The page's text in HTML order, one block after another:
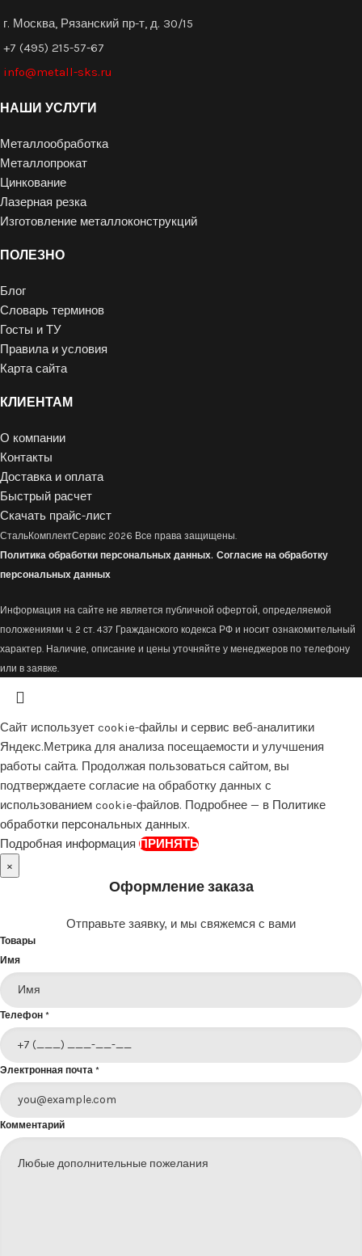
г. Москва, Рязанский пр-т, д. 30/15
+7 (495) 215-57-67
info@metall-sks.ru
НАШИ УСЛУГИ
Металлообработка
Металлопрокат
Цинкование
Лазерная резка
Изготовление металлоконструкций
ПОЛЕЗНО
Блог
Словарь терминов
Госты и ТУ
Правила и условия
Карта сайта
КЛИЕНТАМ
О компании
Контакты
Доставка и оплата
Быстрый расчет
Скачать прайс-лист
СтальКомплектСервис 2026 Все права защищены.
Политика обработки персональных данных. Согласие на обработку
персональных данных
Информация на сайте не является публичной офертой, определяемой
положениями ч. 2 ст. 437 Гражданского кодекса РФ и носит ознакомительный
характер. Наличие, описание и цены уточняйте у менеджеров по телефону
или в заявке.
Сайт использует cookie-файлы и сервис веб-аналитики
Яндекс.Метрика для анализа посещаемости и улучшения
работы сайта. Продолжая пользоваться сайтом, вы
подтверждаете согласие на обработку данных с
использованием cookie-файлов. Подробнее — в Политике
обработки персональных данных.
Подробная информация ПРИНЯТЬ
×
Оформление заказа
Отправьте заявку, и мы свяжемся с вами
Товары
Имя
Телефон *
Электронная почта *
Комментарий